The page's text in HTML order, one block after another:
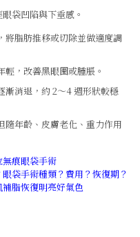
袋凹陷與下垂感。
將脂肪推移或切除並做適度調
輕，改善黑眼圈或腫脹。
漸消退，約 2～4 週形狀較穩
隨年齡、皮膚老化、重力作用
無痕眼袋手術
袋手術種類？費用？恢復期？
脂恢復明亮好氣色